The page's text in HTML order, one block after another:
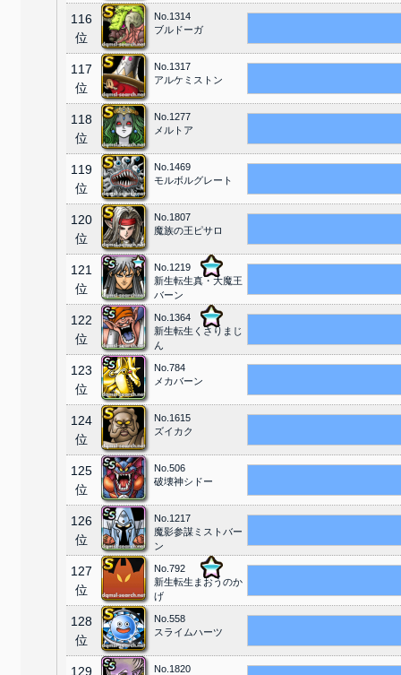
116
位
No.1314
ブルドーガ
117
位
No.1317
アルケミストン
118
位
No.1277
メルトア
119
位
No.1469
モルボルグレート
120
位
No.1807
魔族の王ピサロ
121
位
No.1219
新生転生真・大魔王
バーン
122
位
No.1364
新生転生くさりまじ
ん
123
位
No.784
メカバーン
124
位
No.1615
ズイカク
125
位
No.506
破壊神シドー
126
位
No.1217
魔影参謀ミストバー
ン
127
位
No.792
新生転生まおうのか
げ
128
位
No.558
スライムハーツ
129
No.1820